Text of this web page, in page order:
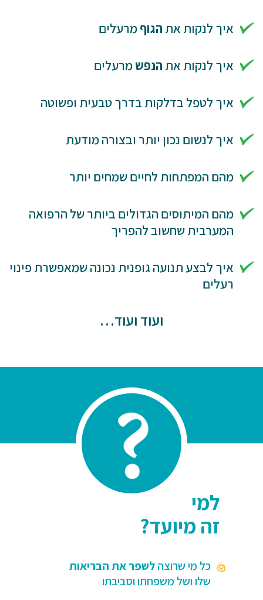
איך לנקות את הגוףמרעלים
איך לנקות את הנפשמרעלים
איך לטפל בדלקות בדרך טבעית ופשוטה
איך לנשום נכון יותר ובצורה מודעת
מהם המפתחות לחיים שמחים יותר
מהם המיתוסים הגדולים ביותר של הרפואה
המערבית שחשוב להפריך
איך לבצע תנועה גופנית נכונה שמאפשרת פינוי
רעלים
ועוד ועוד…
למי
זה מיועד?
כל מי שרוצהלשפר את הבריאות
שלו ושל משפחתו וסביבתו